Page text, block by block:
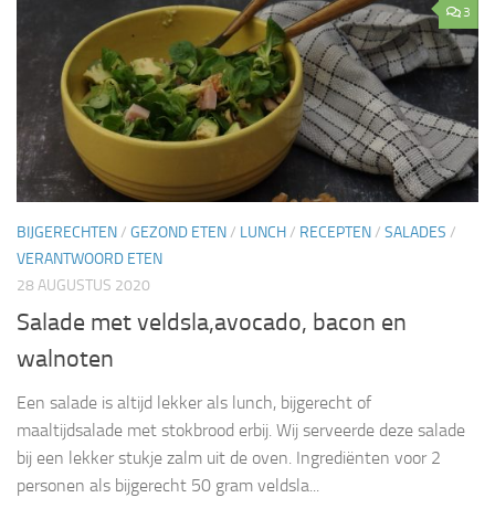
3
BIJGERECHTEN/ GEZOND ETEN/ LUNCH/ RECEPTEN/ SALADES /
VERANTWOORD ETEN
28 AUGUSTUS 2020
Salade met veldsla,avocado, bacon en
walnoten
Een salade is altijd lekker als lunch, bijgerecht of
maaltijdsalade met stokbrood erbij. Wij serveerde deze salade
bij een lekker stukje zalm uit de oven. Ingrediënten voor 2
personen als bijgerecht 50 gram veldsla...